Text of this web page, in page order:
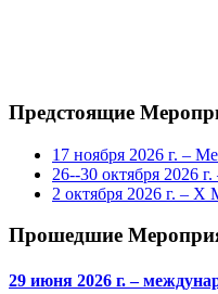
Предстоящие
17 ноября 2026 г. –
26--30 октября 2026
2 октября 2026 г. –
Прошедшие
29 июня 2026 г. –